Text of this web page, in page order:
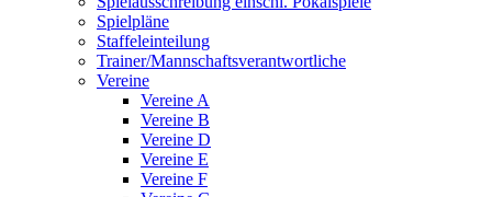
Spielpläne
Staffeleinteilung
Trainer/Mannschaftsverantwortliche
Vereine
Vereine A
Vereine B
Vereine D
Vereine E
Vereine F